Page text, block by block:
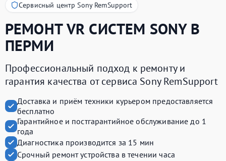
Сервисный центр Sony RemSupport
РЕМОНТ VR СИСТЕМ SONYВ
ПЕРМИ
Профессиональный подход к ремонту и
гарантия качества от сервиса Sony RemSupport
Доставка и приём техники курьером предоставляется
бесплатно
Гарантийное и постгарантийное обслуживание до 1
года
Диагностика производится за 15 мин
Срочный ремонт устройства в течении часа